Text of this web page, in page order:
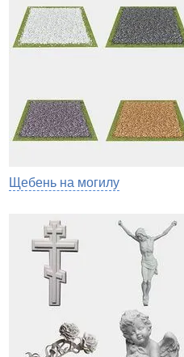
Щебень на могилу